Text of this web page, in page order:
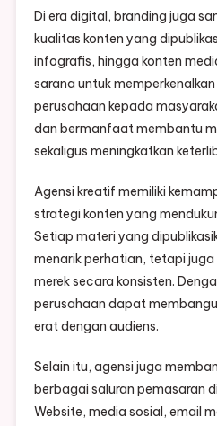
Di era digital, branding juga
kualitas konten yang
infografis, hingga konten
sarana untuk
perusahaan kepada
dan bermanfaat membantu
sekaligus meningkatkan
Agensi kreatif memiliki
strategi konten yang
Setiap materi yang
menarik perhatian, tetapi
merek secara konsisten.
perusahaan dapat
erat dengan audiens.
Selain itu, agensi juga
berbagai saluran pemasaran
Website, media sosial, email